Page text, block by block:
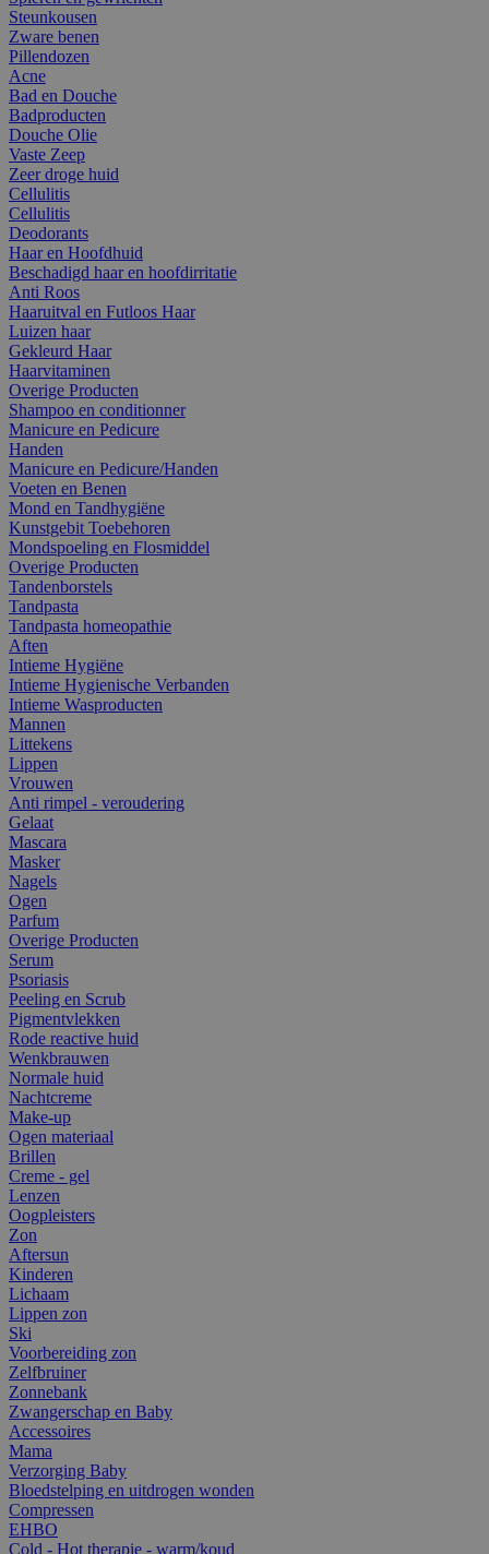
Steunkousen
Zware benen
Pillendozen
Acne
Bad en Douche
Badproducten
Douche Olie
Vaste Zeep
Zeer droge huid
Cellulitis
Cellulitis
Deodorants
Haar en Hoofdhuid
Beschadigd haar en hoofdirritatie
Anti Roos
Haaruitval en Futloos Haar
Luizen haar
Gekleurd Haar
Haarvitaminen
Overige Producten
Shampoo en conditionner
Manicure en Pedicure
Handen
Manicure en Pedicure/Handen
Voeten en Benen
Mond en Tandhygiëne
Kunstgebit Toebehoren
Mondspoeling en Flosmiddel
Overige Producten
Tandenborstels
Tandpasta
Tandpasta homeopathie
Aften
Intieme Hygiëne
Intieme Hygienische Verbanden
Intieme Wasproducten
Mannen
Littekens
Lippen
Vrouwen
Anti rimpel - veroudering
Gelaat
Mascara
Masker
Nagels
Ogen
Parfum
Overige Producten
Serum
Psoriasis
Peeling en Scrub
Pigmentvlekken
Rode reactive huid
Wenkbrauwen
Normale huid
Nachtcreme
Make-up
Ogen materiaal
Brillen
Creme - gel
Lenzen
Oogpleisters
Zon
Aftersun
Kinderen
Lichaam
Lippen zon
Ski
Voorbereiding zon
Zelfbruiner
Zonnebank
Zwangerschap en Baby
Accessoires
Mama
Verzorging Baby
Bloedstelping en uitdrogen wonden
Compressen
EHBO
Cold - Hot therapie - warm/koud